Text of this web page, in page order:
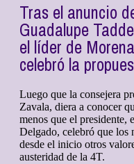
Tras el anuncio
Guadalupe
el líder de
celebró la
Luego que la consejera
Zavala, diera a conocer
menos que el
Delgado, celebró que los
desde el inicio otros
austeridad de la 4T.